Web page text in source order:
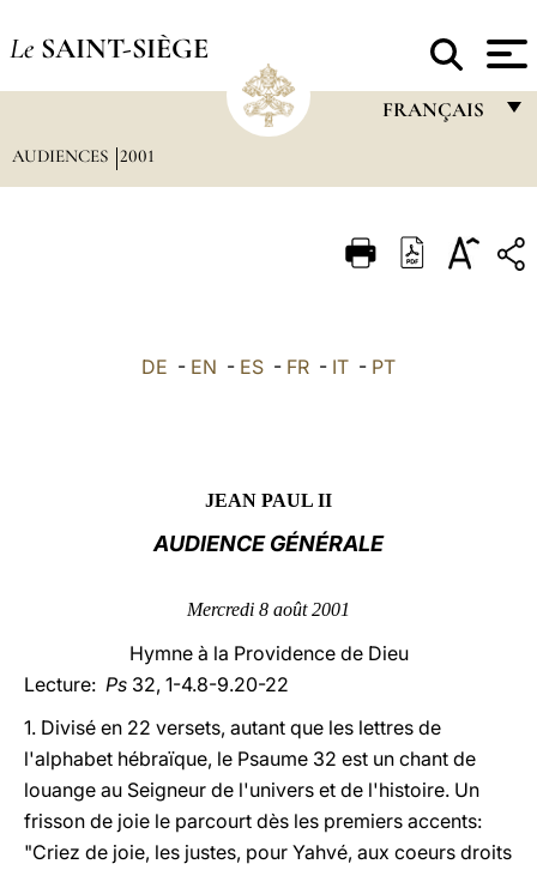
Le SAINT-SIÈGE
FRANÇAIS
ITALIANO
中文
AUDIENCES 2001
DE - EN - ES - FR - IT - PT
JEAN PAUL II
AUDIENCE GÉNÉRALE
Mercredi 8 août 2001
Hymne à la Providence de Dieu
Lecture: Ps 32, 1-4.8-9.20-22
1. Divisé en 22 versets, autant que les lettres de
l'alphabet hébraïque, le Psaume 32 est un chant de
louange au Seigneur de l'univers et de l'histoire. Un
frisson de joie le parcourt dès les premiers accents:
"Criez de joie, les justes, pour Yahvé, aux coeurs droits